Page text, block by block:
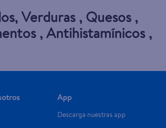
,Verduras, Quesos,
,Antihistamínicos,
App
Descarga nuestras app